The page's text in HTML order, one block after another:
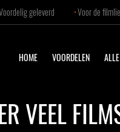
geleverd Voor de
HOME VOORDELEN
VEEL